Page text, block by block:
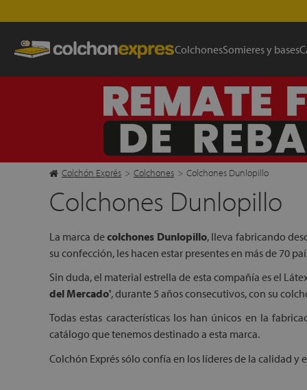
ColchonesSomieres y bases
Colchón Exprés > Colchones > Colchones Dunlopillo
Colchones Dunlopillo
La marca decolchones Dunlopillo, lleva fabricando
su confección, les hacen estar presentes en más de 70
Sin duda, el material estrella de esta compañía es el
del Mercado', durante 5 años consecutivos, con su
Todas estas características los han únicos en la
catálogo que tenemos destinado a esta marca.
Colchón Exprés sólo confía en los líderes de la calidad y